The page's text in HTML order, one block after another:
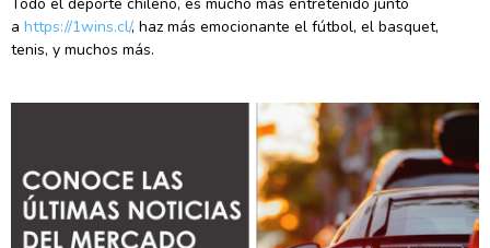
a https://1wins.cl/, haz más emocionante el fútbol, el basquet,
tenis, y muchos más.